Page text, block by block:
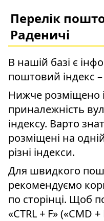
Перелік
Раденичі
В нашій базі є
поштовий індекс –
Нижче розміщено
приналежність
індексу. Варто
розміщені на
різні індекси.
Для швидкого
рекомендуємо
по сторінці. Щоб
«CTRL + F» («CMD